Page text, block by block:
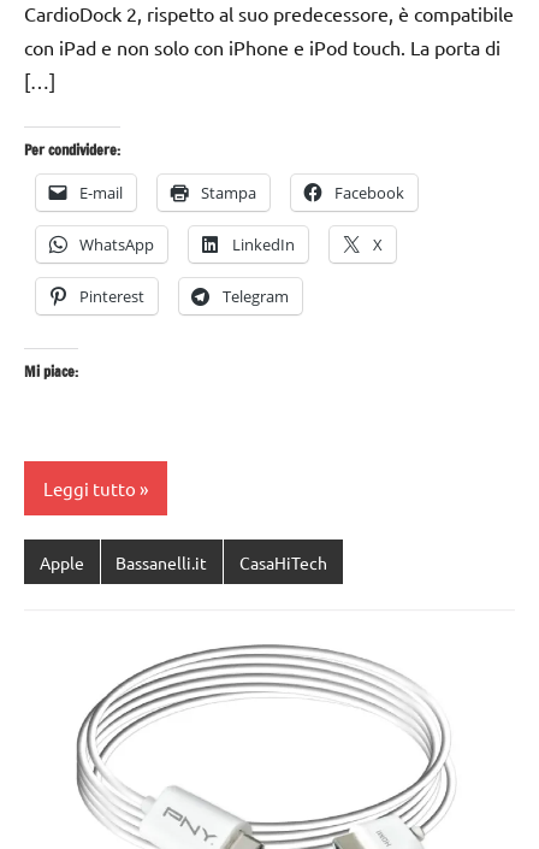
CardioDock 2, rispetto al suo predecessore, è compatibile
con iPad e non solo con iPhone e iPod touch. La porta di
[…]
Per condividere:
E-mail Stampa Facebook
WhatsApp LinkedIn X
Pinterest Telegram
Mi piace:
Leggi tutto
Apple Bassanelli.it CasaHiTech